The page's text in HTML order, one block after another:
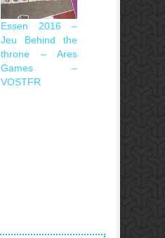
Essen 2016 –
Jeu Behind the
throne – Ares
Games –
VOSTFR